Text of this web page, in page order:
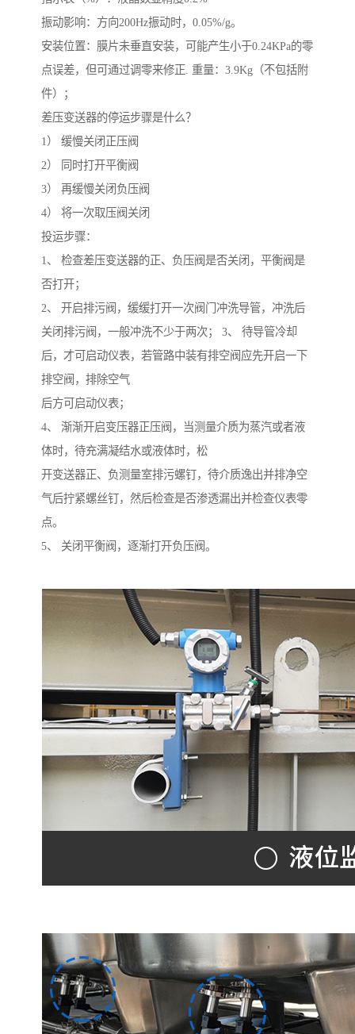
振动影响：方向200Hz振动时，0.05%/g。
安装位置：膜片未垂直安装，可能产生小于0.24KPa的零
点误差，但可通过调零来修正. 重量：3.9Kg（不包括附
件）；
差压变送器的停运步骤是什么？
1） 缓慢关闭正压阀
2） 同时打开平衡阀
3） 再缓慢关闭负压阀
4） 将一次取压阀关闭
投运步骤：
1、 检查差压变送器的正、负压阀是否关闭，平衡阀是
否打开；
2、 开启排污阀，缓缓打开一次阀门冲洗导管，冲洗后
关闭排污阀，一般冲洗不少于两次； 3、 待导管冷却
后，才可启动仪表，若管路中装有排空阀应先开启一下
排空阀，排除空气
后方可启动仪表；
4、 渐渐开启变压器正压阀，当测量介质为蒸汽或者液
体时，待充满凝结水或液体时，松
开变送器正、负测量室排污螺钉，待介质逸出并排净空
气后拧紧螺丝钉，然后检查是否渗透漏出并检查仪表零
点。
5、 关闭平衡阀，逐渐打开负压阀。